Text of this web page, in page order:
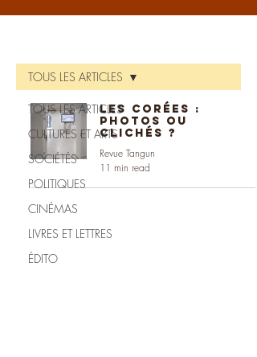
TOUS LES ARTICLES
CULTURES ET ARTS
SOCIÉTÉS
POLITIQUES
CINÉMAS
LIVRES ET LETTRES
ÉDITO
TOUS LES ARTICLES
Les Corées :
photos ou
clichés ?
Revue Tangun
11 min read